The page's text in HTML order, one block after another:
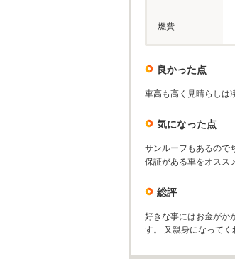
燃費
良かった点
車高も高く見晴らしは
気になった点
サンルーフもあるので
保証がある車をオスス
総評
好きな事にはお金がか
す。 又親身になってく